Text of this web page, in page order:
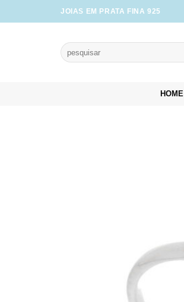
to
JOIAS EM PRATA FINA 925
Pesquisar
por:
HOME